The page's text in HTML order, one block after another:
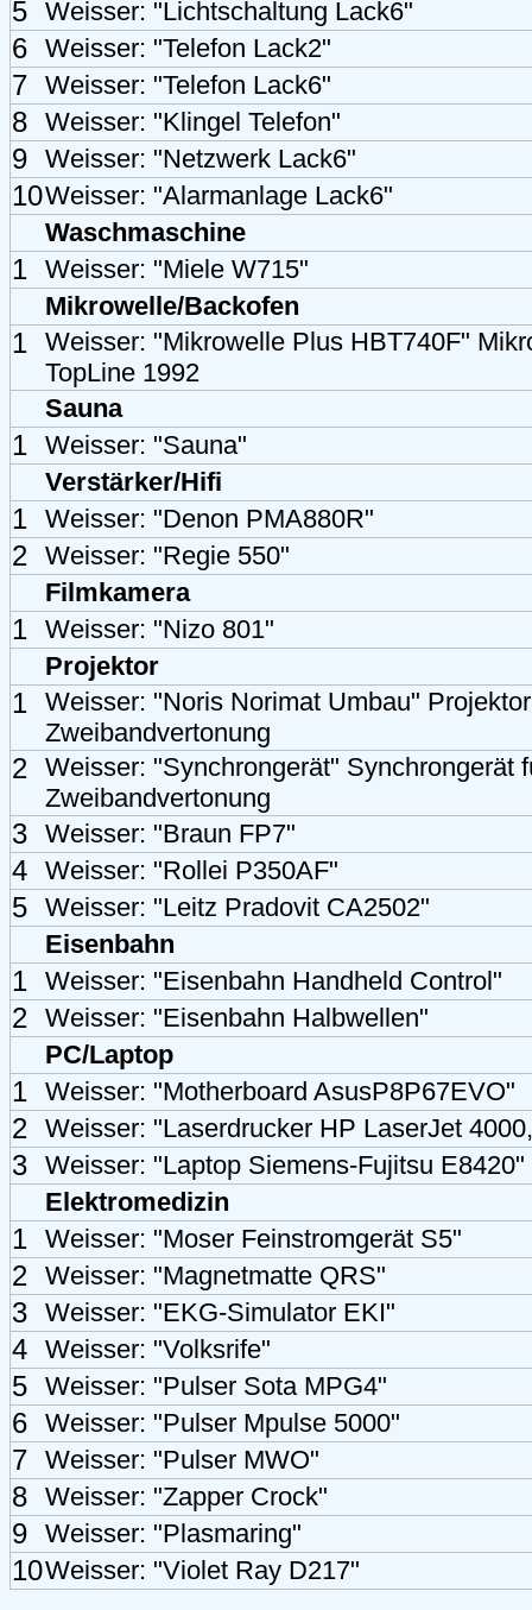
5 Weisser: "Lichtschaltung Lack6"
6 Weisser: "Telefon Lack2"
7 Weisser: "Telefon Lack6"
8 Weisser: "Klingel Telefon"
9 Weisser: "Netzwerk Lack6"
10Weisser: "Alarmanlage Lack6"
Waschmaschine
1 Weisser: "Miele W715"
Mikrowelle/Backofen
1 Weisser: "Mikrowelle Plus HBT740F"
TopLine 1992
Sauna
1 Weisser: "Sauna"
Verstärker/Hifi
1 Weisser: "Denon PMA880R"
2 Weisser: "Regie 550"
Filmkamera
1 Weisser: "Nizo 801"
Projektor
1 Weisser: "Noris Norimat Umbau"
Zweibandvertonung
2 Weisser: "Synchrongerät" Synchrongerät
Zweibandvertonung
3 Weisser: "Braun FP7"
4 Weisser: "Rollei P350AF"
5 Weisser: "Leitz Pradovit CA2502"
Eisenbahn
1 Weisser: "Eisenbahn Handheld Control"
2 Weisser: "Eisenbahn Halbwellen"
PC/Laptop
1 Weisser: "Motherboard AsusP8P67EVO"
2 Weisser: "Laserdrucker HP LaserJet
3 Weisser: "Laptop Siemens-Fujitsu E8420"
Elektromedizin
1 Weisser: "Moser Feinstromgerät S5"
2 Weisser: "Magnetmatte QRS"
3 Weisser: "EKG-Simulator EKI"
4 Weisser: "Volksrife"
5 Weisser: "Pulser Sota MPG4"
6 Weisser: "Pulser Mpulse 5000"
7 Weisser: "Pulser MWO"
8 Weisser: "Zapper Crock"
9 Weisser: "Plasmaring"
10Weisser: "Violet Ray D217"